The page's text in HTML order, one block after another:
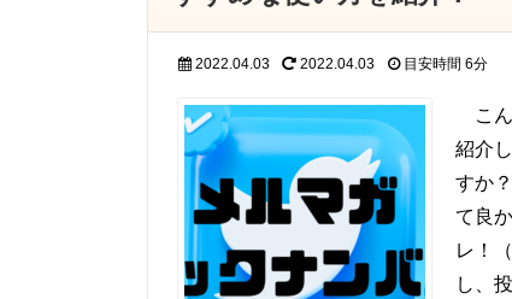
2022.04.03 2022.04.03 目安時間 6分
こん
紹介
すか
て良
レ！
し、